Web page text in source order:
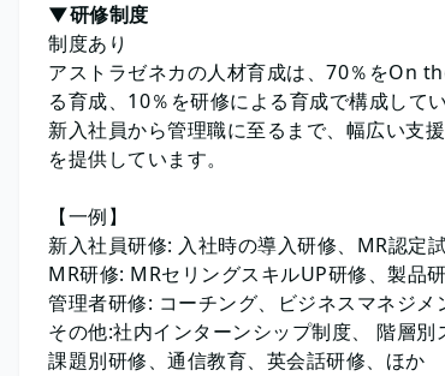
▼研修制度
制度あり
アストラゼネカの人材育成は、70％をOn
る育成、10％を研修による育成で構成してい
新入社員から管理職に至るまで、幅広い支
を提供しています。
【一例】
新入社員研修: 入社時の導入研修、MR認定
MR研修: MRセリングスキルUP研修、製品
管理者研修: コーチング、ビジネスマネジ
その他:社内インターンシップ制度、 階層
課題別研修、通信教育、英会話研修、ほか